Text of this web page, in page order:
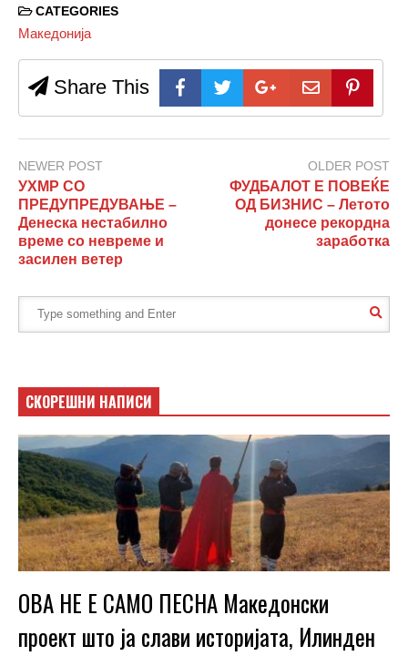
CATEGORIES
Македонија
Share This
NEWER POST
УХМР СО
ПРЕДУПРЕДУВАЊЕ –
Денеска нестабилно
време со невреме и
засилен ветер
OLDER POST
ФУДБАЛОТ Е ПОВЕЌЕ
ОД БИЗНИС – Летото
донесе рекордна
заработка
СКОРЕШНИ НАПИСИ
ОВА НЕ Е САМО ПЕСНА Македонски
проект што ја слави историјата, Илинден